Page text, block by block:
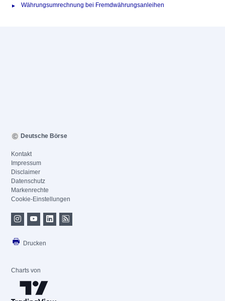
Währungsumrechnung bei Fremdwährungsanleihen
Deutsche Börse
Kontakt
Impressum
Disclaimer
Datenschutz
Markenrechte
Cookie-Einstellungen
Drucken
Charts von